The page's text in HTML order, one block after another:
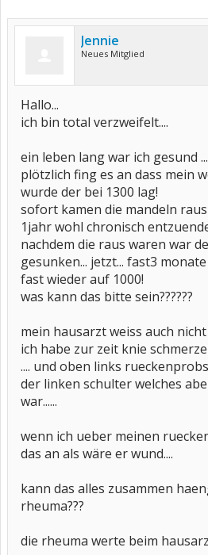
Jennie
Neues Mitglied
Hallo...
ich bin total verzweifelt....
ein leben lang war ich gesund
plötzlich fing es an dass mein
wurde der bei 1300 lag!
sofort kamen die mandeln
1jahr wohl chronisch
nachdem die raus waren war
gesunken... jetzt... fast3
fast wieder auf 1000!
was kann das bitte sein??????
mein hausarzt weiss auch
ich habe zur zeit knie
.... und oben links
der linken schulter welches
war......
wenn ich ueber meinen
das an als wäre er wund....
kann das alles zusammen
rheuma???
die rheuma werte beim